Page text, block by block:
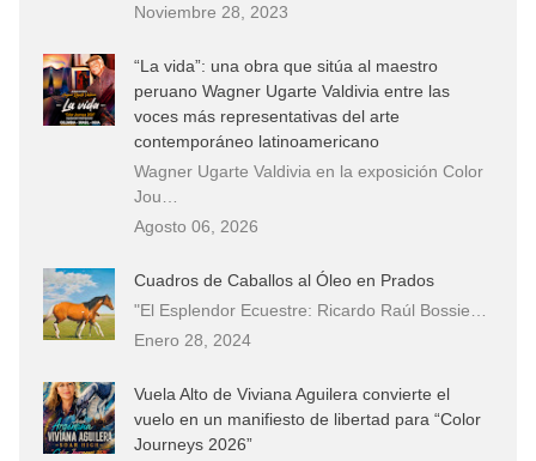
Noviembre 28, 2023
“La vida”: una obra que sitúa al maestro
peruano Wagner Ugarte Valdivia entre las
voces más representativas del arte
contemporáneo latinoamericano
Wagner Ugarte Valdivia en la exposición Color
Jou…
Agosto 06, 2026
Cuadros de Caballos al Óleo en Prados
"El Esplendor Ecuestre: Ricardo Raúl Bossie…
Enero 28, 2024
Vuela Alto de Viviana Aguilera convierte el
vuelo en un manifiesto de libertad para “Color
Journeys 2026”